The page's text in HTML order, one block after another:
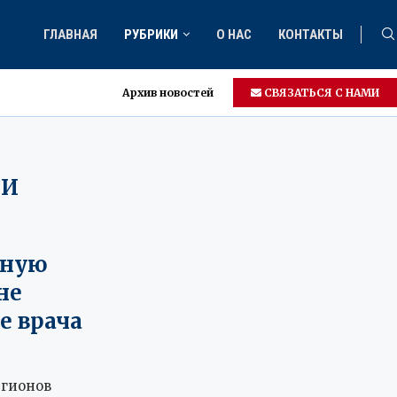
ГЛАВНАЯ РУБРИКИ О НАС КОНТАКТЫ
Архив новостей СВЯЗАТЬСЯ С НАМИ
врача